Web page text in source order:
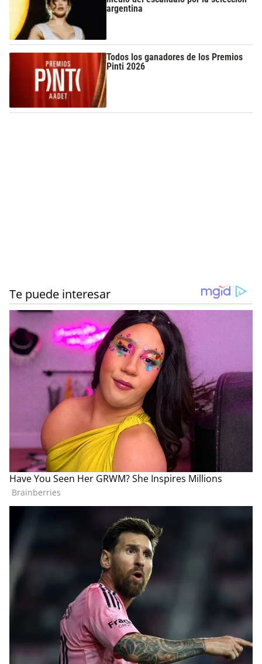
argentina
Todos los ganadores de los Premios
Pinti 2026